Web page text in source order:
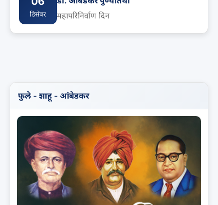
डिसेंबर
महापरिनिर्वाण दिन
फुले - शाहू - आंबेडकर